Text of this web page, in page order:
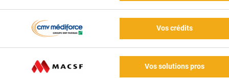
Vos crédits
Vos solutions pros